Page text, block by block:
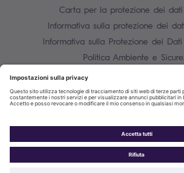
Carta per la protezione dei dati
Informativa sulla protezione dei
Informativa sulla Protezione dei
Politica Ambiente e
Contatti
P.IVA 10850910158